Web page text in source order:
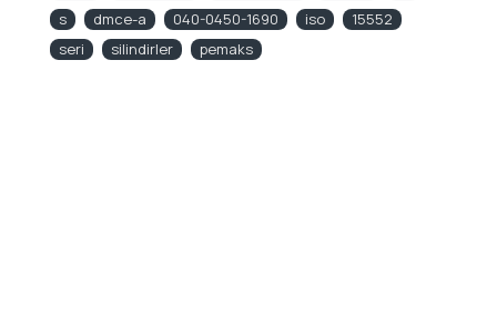
s
dmce-a 040-0450-1690 iso
15552
seri
silindirler pemaks